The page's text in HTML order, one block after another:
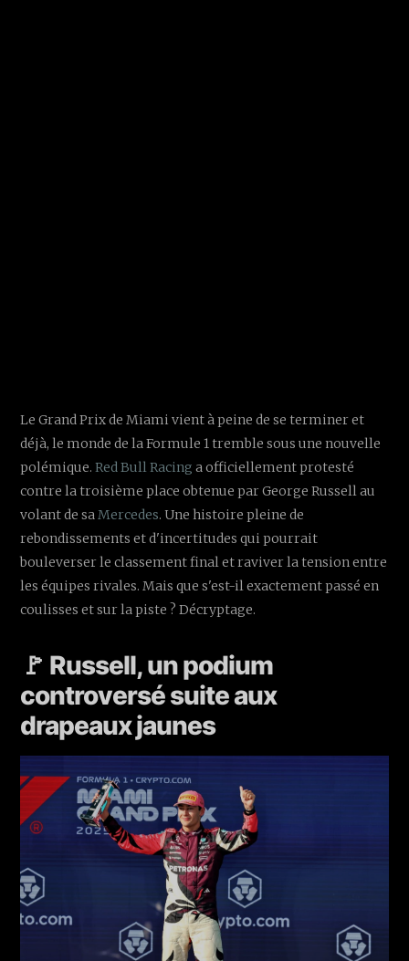
Le Grand Prix de Miami vient à peine de se terminer et
déjà, le monde de la Formule 1 tremble sous une nouvelle
polémique.Red Bull Racing a officiellement protesté
contre la troisième place obtenue par George Russell au
volant de saMercedes. Une histoire pleine de
rebondissements et d'incertitudes qui pourrait
bouleverser le classement final et raviver la tension entre
les équipes rivales. Mais que s'est-il exactement passé en
coulisses et sur la piste ? Décryptage.
🚩 Russell, un podium
controversé suite aux
drapeaux jaunes